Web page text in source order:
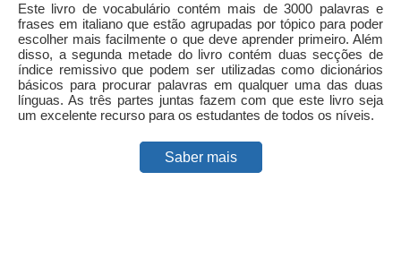
Este livro de vocabulário contém mais de 3000 palavras e
frases em italiano que estão agrupadas por tópico para poder
escolher mais facilmente o que deve aprender primeiro. Além
disso, a segunda metade do livro contém duas secções de
índice remissivo que podem ser utilizadas como dicionários
básicos para procurar palavras em qualquer uma das duas
línguas. As três partes juntas fazem com que este livro seja
um excelente recurso para os estudantes de todos os níveis.
Saber mais